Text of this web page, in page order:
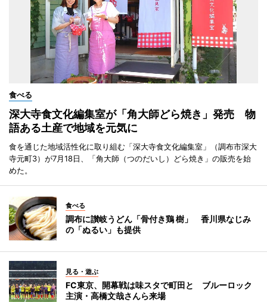
食べる
深大寺食文化編集室が「角大師どら焼き」発売 物
語ある土産で地域を元気に
食を通じた地域活性化に取り組む「深大寺食文化編集室」（調布市深大
寺元町3）が7月18日、「角大師（つのだいし）どら焼き」の販売を始
めた。
食べる
調布に讃岐うどん「骨付き鶏 樹」 香川県なじみ
の「ぬるい」も提供
見る・遊ぶ
FC東京、開幕戦は味スタで町田と ブルーロック
主演・高橋文哉さんら来場